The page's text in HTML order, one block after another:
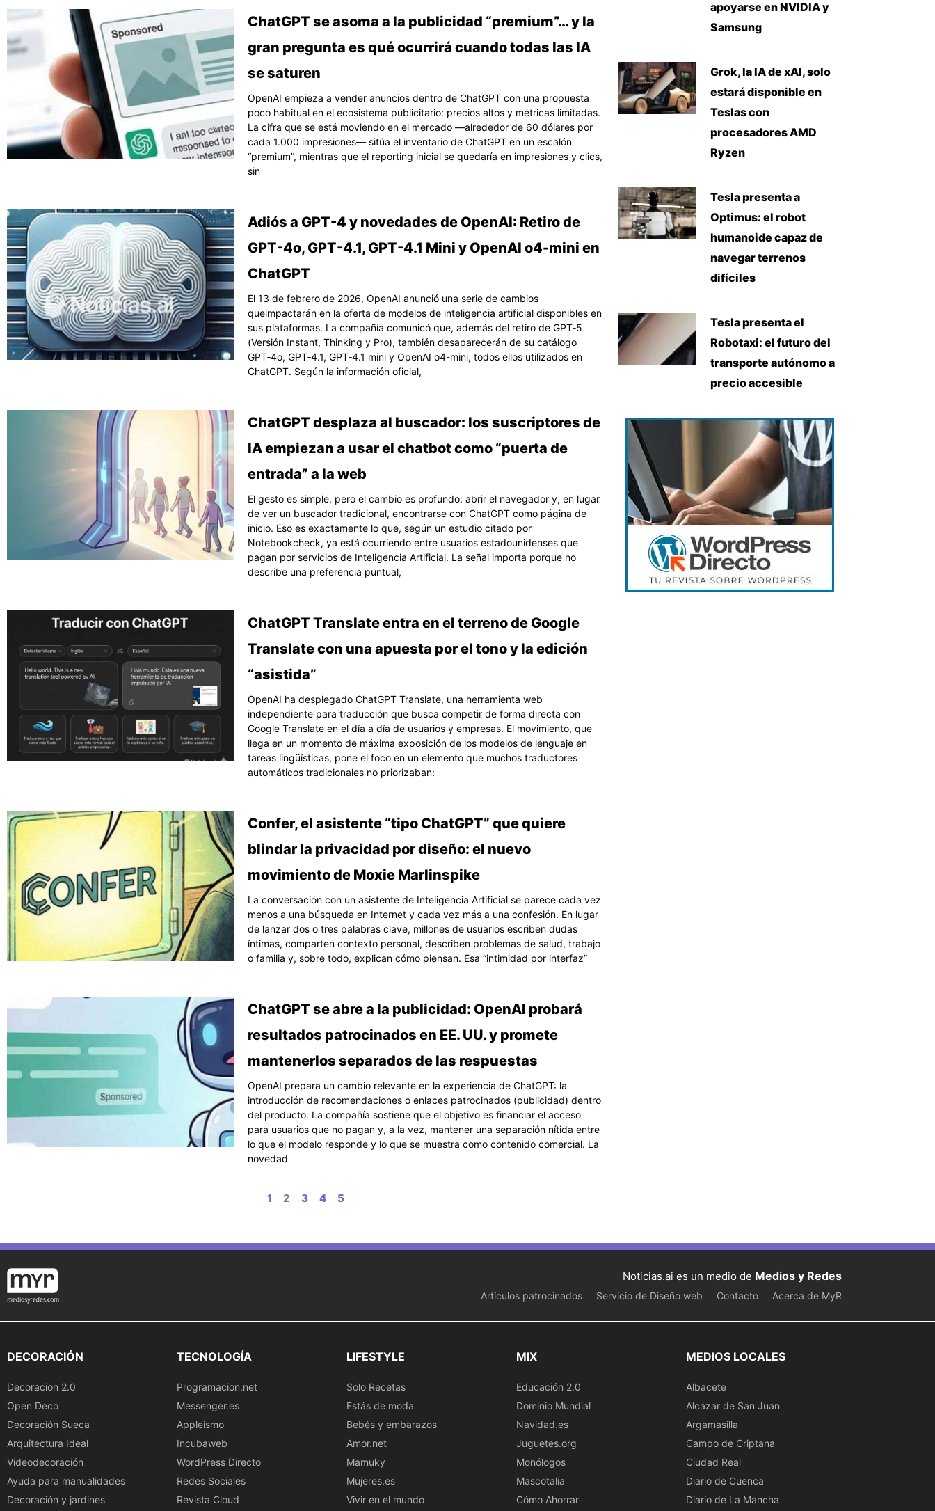
ChatGPT se asoma a la publicidad “premium”… y la
gran pregunta es qué ocurrirá cuando todas las IA
se saturen
OpenAI empieza a vender anuncios dentro de ChatGPT con una propuesta
poco habitual en el ecosistema publicitario: precios altos y métricas limitadas.
La cifra que se está moviendo en el mercado —alrededor de 60 dólares por
cada 1.000 impresiones— sitúa el inventario de ChatGPT en un escalón
“premium”, mientras que el reporting inicial se quedaría en impresiones y clics,
sin
Adiós a GPT-4 y novedades de OpenAI: Retiro de
GPT-4o, GPT-4.1, GPT-4.1 Mini y OpenAI o4-mini en
ChatGPT
El 13 de febrero de 2026, OpenAI anunció una serie de cambios
queimpactarán en la oferta de modelos de inteligencia artificial disponibles en
sus plataformas. La compañía comunicó que, además del retiro de GPT‑5
(Versión Instant, Thinking y Pro), también desaparecerán de su catálogo
GPT‑4o, GPT‑4.1, GPT‑4.1 mini y OpenAI o4-mini, todos ellos utilizados en
ChatGPT. Según la información oficial,
ChatGPT desplaza al buscador: los suscriptores de
IA empiezan a usar el chatbot como “puerta de
entrada” a la web
El gesto es simple, pero el cambio es profundo: abrir el navegador y, en lugar
de ver un buscador tradicional, encontrarse con ChatGPT como página de
inicio. Eso es exactamente lo que, según un estudio citado por
Notebookcheck, ya está ocurriendo entre usuarios estadounidenses que
pagan por servicios de Inteligencia Artificial. La señal importa porque no
describe una preferencia puntual,
ChatGPT Translate entra en el terreno de Google
Translate con una apuesta por el tono y la edición
“asistida”
OpenAI ha desplegado ChatGPT Translate, una herramienta web
independiente para traducción que busca competir de forma directa con
Google Translate en el día a día de usuarios y empresas. El movimiento, que
llega en un momento de máxima exposición de los modelos de lenguaje en
tareas lingüísticas, pone el foco en un elemento que muchos traductores
automáticos tradicionales no priorizaban:
Confer, el asistente “tipo ChatGPT” que quiere
blindar la privacidad por diseño: el nuevo
movimiento de Moxie Marlinspike
La conversación con un asistente de Inteligencia Artificial se parece cada vez
menos a una búsqueda en Internet y cada vez más a una confesión. En lugar
de lanzar dos o tres palabras clave, millones de usuarios escriben dudas
íntimas, comparten contexto personal, describen problemas de salud, trabajo
o familia y, sobre todo, explican cómo piensan. Esa “intimidad por interfaz”
ChatGPT se abre a la publicidad: OpenAI probará
resultados patrocinados en EE. UU. y promete
mantenerlos separados de las respuestas
OpenAI prepara un cambio relevante en la experiencia de ChatGPT: la
introducción de recomendaciones o enlaces patrocinados (publicidad) dentro
del producto. La compañía sostiene que el objetivo es financiar el acceso
para usuarios que no pagan y, a la vez, mantener una separación nítida entre
lo que el modelo responde y lo que se muestra como contenido comercial. La
novedad
1 2 3 4 5
apoyarse en NVIDIA y
Samsung
Grok, la IA de xAI, solo
estará disponible en
Teslas con
procesadores AMD
Ryzen
Tesla presenta a
Optimus: el robot
humanoide capaz de
navegar terrenos
difíciles
Tesla presenta el
Robotaxi: el futuro del
transporte autónomo a
precio accesible
Noticias.ai es un medio de Medios y Redes
Artículos patrocinados Servicio de Diseño web Contacto Acerca de MyR
DECORACIÓN
Decoracion 2.0
Open Deco
Decoración Sueca
Arquitectura Ideal
Videodecoración
Ayuda para manualidades
Decoración y jardines
TECNOLOGÍA
Programacion.net
Messenger.es
Appleismo
Incubaweb
WordPress Directo
Redes Sociales
Revista Cloud
LIFESTYLE
Solo Recetas
Estás de moda
Bebés y embarazos
Amor.net
Mamuky
Mujeres.es
Vivir en el mundo
MIX
Educación 2.0
Dominio Mundial
Navidad.es
Juguetes.org
Monólogos
Mascotalia
Cómo Ahorrar
MEDIOS LOCALES
Albacete
Alcázar de San Juan
Argamasilla
Campo de Criptana
Ciudad Real
Diario de Cuenca
Diario de La Mancha